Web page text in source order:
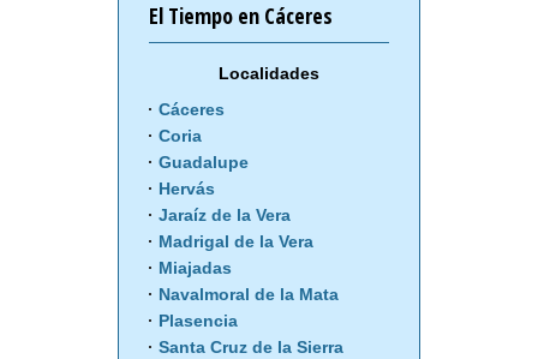
El Tiempo en Cáceres
Localidades
Cáceres
Coria
Guadalupe
Hervás
Jaraíz de la Vera
Madrigal de la Vera
Miajadas
Navalmoral de la Mata
Plasencia
Santa Cruz de la Sierra